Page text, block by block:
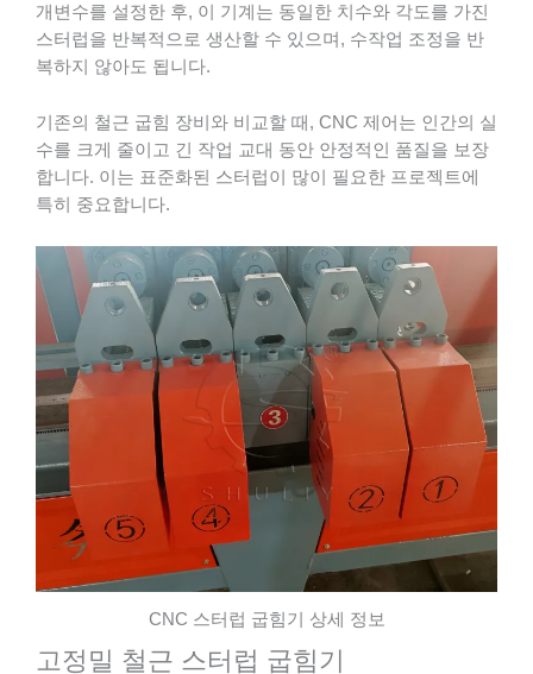
개변수를 설정한 후, 이 기계는 동일한 치수와 각도를 가진
스터럽을 반복적으로 생산할 수 있으며, 수작업 조정을 반
복하지 않아도 됩니다.
기존의 철근 굽힘 장비와 비교할 때, CNC 제어는 인간의 실
수를 크게 줄이고 긴 작업 교대 동안 안정적인 품질을 보장
합니다. 이는 표준화된 스터럽이 많이 필요한 프로젝트에
특히 중요합니다.
CNC 스터럽 굽힘기 상세 정보
고정밀 철근 스터럽 굽힘기